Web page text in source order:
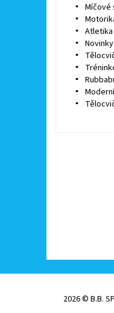
Atletika
Novinky
2026 © B.B.